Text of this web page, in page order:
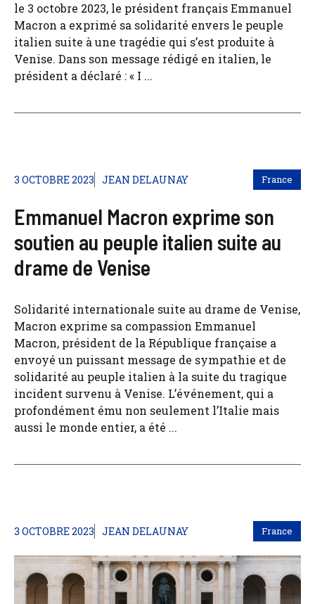
le 3 octobre 2023, le président français Emmanuel
Macron a exprimé sa solidarité envers le peuple
italien suite à une tragédie qui s’est produite à
Venise. Dans son message rédigé en italien, le
président a déclaré : « I ...
3 OCTOBRE 2023 JEAN DELAUNAY France
Emmanuel Macron exprime son
soutien au peuple italien suite au
drame de Venise
Solidarité internationale suite au drame de Venise,
Macron exprime sa compassion Emmanuel
Macron, président de la République française a
envoyé un puissant message de sympathie et de
solidarité au peuple italien à la suite du tragique
incident survenu à Venise. L’événement, qui a
profondément ému non seulement l’Italie mais
aussi le monde entier, a été ...
3 OCTOBRE 2023 JEAN DELAUNAY France